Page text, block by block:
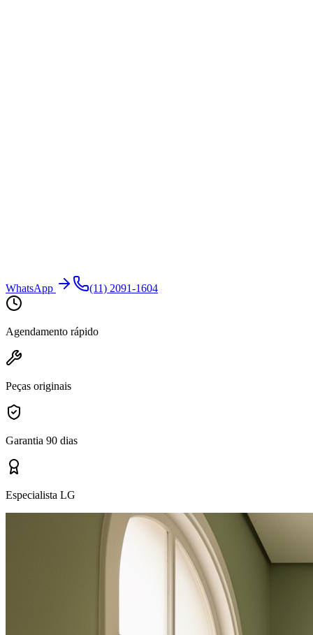
WhatsApp (11) 2091-1604
Agendamento rápido
Peças originais
Garantia 90 dias
Especialista LG